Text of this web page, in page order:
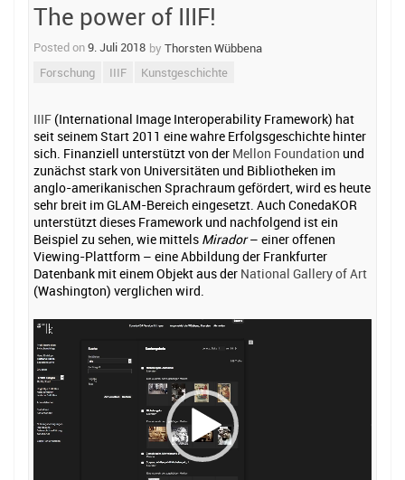
The power of IIIF!
Posted on9. Juli 2018 by Thorsten Wübbena
Forschung
IIIF Kunstgeschichte
IIIF (International Image Interoperability Framework) hat
seit seinem Start 2011 eine wahre Erfolgsgeschichte hinter
sich. Finanziell unterstützt von der Mellon Foundation und
zunächst stark von Universitäten und Bibliotheken im
anglo-amerikanischen Sprachraum gefördert, wird es heute
sehr breit im GLAM-Bereich eingesetzt. Auch ConedaKOR
unterstützt dieses Framework und nachfolgend ist ein
Beispiel zu sehen, wie mittels Mirador– einer offenen
Viewing-Plattform – eine Abbildung der Frankfurter
Datenbank mit einem Objekt aus der National Gallery of Art
(Washington) verglichen wird.
Video-
Player